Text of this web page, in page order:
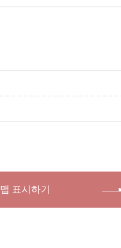
맵 표시하기